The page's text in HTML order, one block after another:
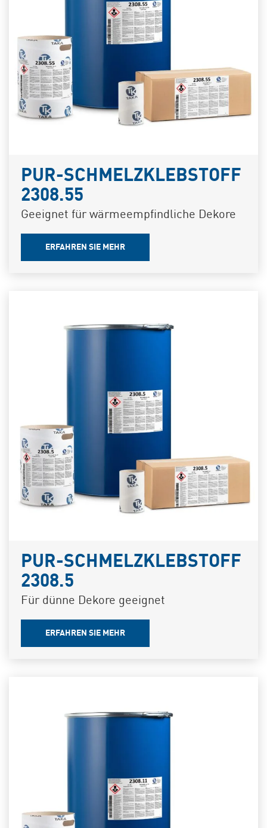
PUR-SCHMELZKLEBSTOFF
2308.55
Geeignet für wärmeempfindliche Dekore
ERFAHREN SIE MEHR
PUR-SCHMELZKLEBSTOFF
2308.5
Für dünne Dekore geeignet
ERFAHREN SIE MEHR